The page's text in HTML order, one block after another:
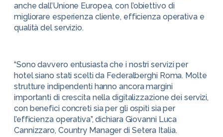
anche dall’Unione Europea, con l’obiettivo di
migliorare esperienza cliente, efficienza operativa e
qualità del servizio.
“Sono davvero entusiasta che i nostri servizi per
hotel siano stati scelti da Federalberghi Roma. Molte
strutture indipendenti hanno ancora margini
importanti di crescita nella digitalizzazione dei servizi,
con benefici concreti sia per gli ospiti sia per
l’efficienza operativa”, dichiara Giovanni Luca
Cannizzaro, Country Manager di Setera Italia.